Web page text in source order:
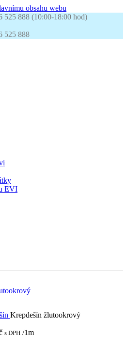
obsahu webu
525 888 (10:00-18:00 hod)
525 888
EVI
Krepdešín žlutookrový
s DPH /1m